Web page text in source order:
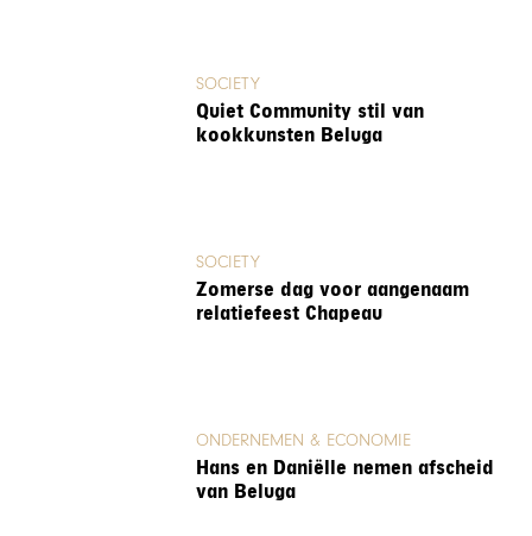
SOCIETY
Quiet Community stil van
kookkunsten Beluga
SOCIETY
Zomerse dag voor aangenaam
relatiefeest Chapeau
ONDERNEMEN & ECONOMIE
Hans en Daniëlle nemen afscheid
van Beluga